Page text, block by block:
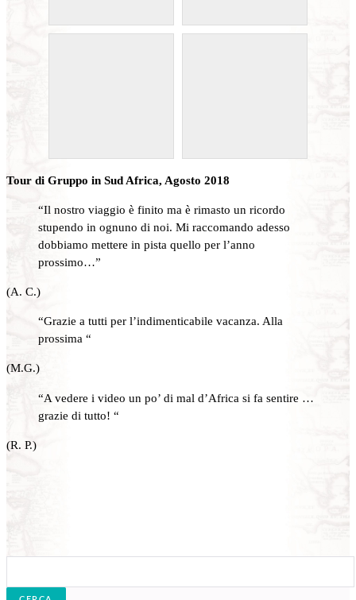
Tour di Gruppo in Sud Africa, Agosto 2018
“Il nostro viaggio è finito ma è rimasto un ricordo
stupendo in ognuno di noi. Mi raccomando adesso
dobbiamo mettere in pista quello per l’anno
prossimo…”
(A. C.)
“Grazie a tutti per l’indimenticabile vacanza. Alla
prossima “
(M.G.)
“A vedere i video un po’ di mal d’Africa si fa sentire …
grazie di tutto! “
(R. P.)